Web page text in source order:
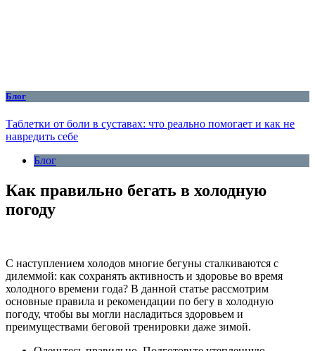
Блог
Таблетки от боли в суставах: что реально помогает и как не
навредить себе
Блог
Как правильно бегать в холодную
погоду
С наступлением холодов многие бегуны сталкиваются с
дилеммой: как сохранять активность и здоровье во время
холодного времени года? В данной статье рассмотрим
основные правила и рекомендации по бегу в холодную
погоду, чтобы вы могли насладиться здоровьем и
преимуществами беговой тренировки даже зимой.